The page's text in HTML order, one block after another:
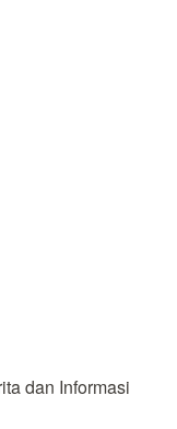
dan Informasi